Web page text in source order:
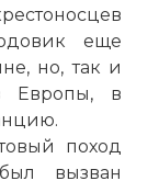
еще
но, так и
Европы, в
поход
вызван